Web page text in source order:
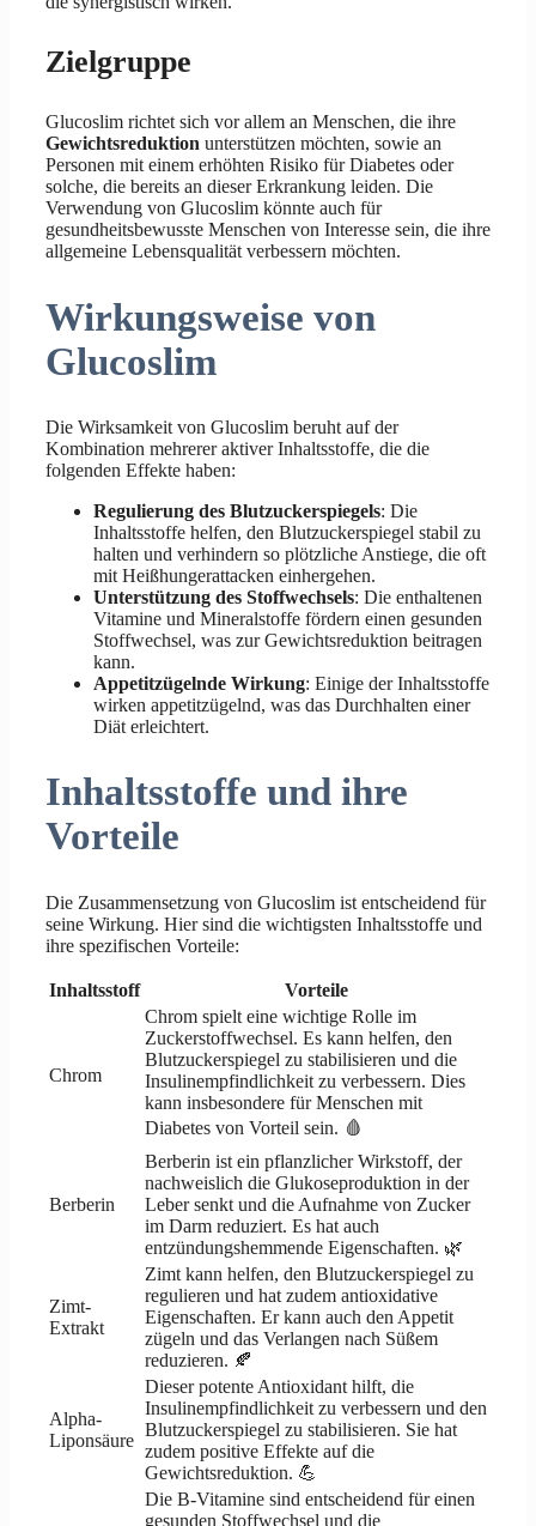
Zielgruppe
Glucoslim richtet sich vor allem an Menschen, die ihre
Gewichtsreduktion unterstützen möchten, sowie an
Personen mit einem erhöhten Risiko für Diabetes oder
solche, die bereits an dieser Erkrankung leiden. Die
Verwendung von Glucoslim könnte auch für
gesundheitsbewusste Menschen von Interesse sein, die ihre
allgemeine Lebensqualität verbessern möchten.
Wirkungsweise von
Glucoslim
Die Wirksamkeit von Glucoslim beruht auf der
Kombination mehrerer aktiver Inhaltsstoffe, die die
folgenden Effekte haben:
Regulierung des Blutzuckerspiegels: Die
Inhaltsstoffe helfen, den Blutzuckerspiegel stabil zu
halten und verhindern so plötzliche Anstiege, die oft
mit Heißhungerattacken einhergehen.
Unterstützung des Stoffwechsels: Die enthaltenen
Vitamine und Mineralstoffe fördern einen gesunden
Stoffwechsel, was zur Gewichtsreduktion beitragen
kann.
Appetitzügelnde Wirkung: Einige der Inhaltsstoffe
wirken appetitzügelnd, was das Durchhalten einer
Diät erleichtert.
Inhaltsstoffe und ihre
Vorteile
Die Zusammensetzung von Glucoslim ist entscheidend für
seine Wirkung. Hier sind die wichtigsten Inhaltsstoffe und
ihre spezifischen Vorteile:
Inhaltsstoff Vorteile
Chrom
Chrom spielt eine wichtige Rolle im
Zuckerstoffwechsel. Es kann helfen, den
Blutzuckerspiegel zu stabilisieren und die
Insulinempfindlichkeit zu verbessern. Dies
kann insbesondere für Menschen mit
Diabetes von Vorteil sein. 🩸
Berberin
Berberin ist ein pflanzlicher Wirkstoff, der
nachweislich die Glukoseproduktion in der
Leber senkt und die Aufnahme von Zucker
im Darm reduziert. Es hat auch
entzündungshemmende Eigenschaften. 🌿
Zimt-
Extrakt
Zimt kann helfen, den Blutzuckerspiegel zu
regulieren und hat zudem antioxidative
Eigenschaften. Er kann auch den Appetit
zügeln und das Verlangen nach Süßem
reduzieren. 🍂
Alpha-
Liponsäure
Dieser potente Antioxidant hilft, die
Insulinempfindlichkeit zu verbessern und den
Blutzuckerspiegel zu stabilisieren. Sie hat
zudem positive Effekte auf die
Gewichtsreduktion. 💪
Die B-Vitamine sind entscheidend für einen
gesunden Stoffwechsel und die